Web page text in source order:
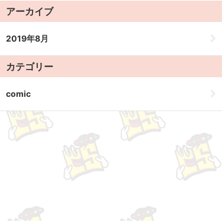
アーカイブ
2019年8月
カテゴリー
comic